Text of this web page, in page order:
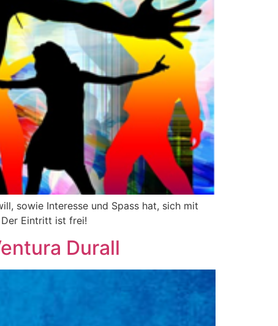
sowie Interesse und Spass hat, sich mit
Der Eintritt ist frei!
Durall